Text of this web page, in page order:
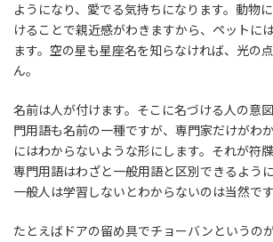
ようになり、愛でる気持ちになります。動物
けることで親近感がわきますから、ペットに
ます。空の星も星座名を知らなければ、光の
ん。
名前は人が付けます。そこに名づける人の意
門用語も名前の一種ですが、専門家だけがわ
にはわからないような形にします。それが符
専門用語はわざと一般用語と区別できるよう
一般人は学習しないとわからないのは当然です
たとえばドアの留め具でチョーバンというの